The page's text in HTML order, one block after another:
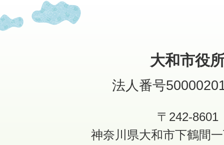
大和市役
法人番号
〒242-8601
神奈川県大和市下鶴間